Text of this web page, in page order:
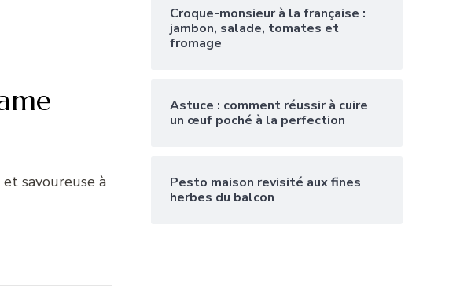
savoureuse à
Croque-monsieur à la française :
jambon, salade, tomates et
fromage
Astuce : comment réussir à cuire
un œuf poché à la perfection
Pesto maison revisité aux fines
herbes du balcon